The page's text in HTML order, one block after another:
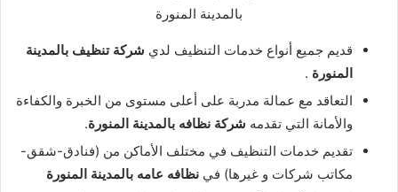
بالمدينة المنورة
قديم جميع أنواع خدمات التنظيف لدي شركة تنظيف بالمدينة
المنورة .
التعاقد مع عمالة مدربة على أعلى مستوى من الخبرة والكفاءة
والأمانة التي تقدمه شركة نظافه بالمدينة المنورة.
تقديم خدمات التنظيف في مختلف الأماكن من (فنادق-شقق-
مكاتب شركات و غيرها) في نظافه عامه بالمدينة المنورة